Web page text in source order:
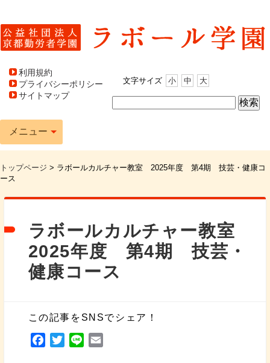
利用規約
プライバシーポリシー
サイトマップ
文字サイズ 小 中 大
メニュー
トップページ > ラボールカルチャー教室 2025年度 第4期 技芸・健康コ
ース
ラボールカルチャー教室
2025年度 第4期 技芸・
健康コース
この記事をSNSでシェア！
F
T